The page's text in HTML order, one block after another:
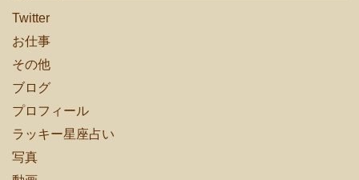
Twitter
お仕事
その他
ブログ
プロフィール
ラッキー星座占い
写真